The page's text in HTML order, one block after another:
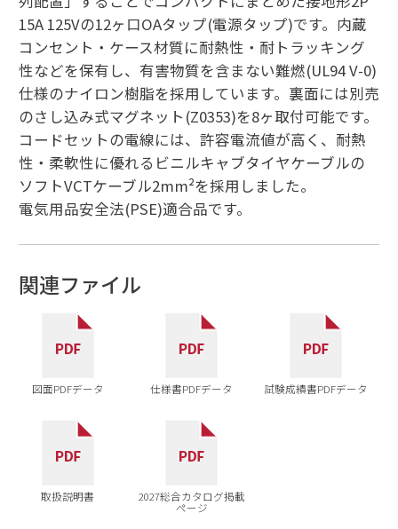
15A 125Vの12ヶ口OAタップ(電源タップ)です。内蔵
コンセント・ケース材質に耐熱性・耐トラッキング
性などを保有し、有害物質を含まない難燃(UL94 V-0)
仕様のナイロン樹脂を採用しています。裏面には別売
のさし込み式マグネット(Z0353)を8ヶ取付可能です。
コードセットの電線には、許容電流値が高く、耐熱
性・柔軟性に優れるビニルキャブタイヤケーブルの
ソフトVCTケーブル2mm²を採用しました。
電気用品安全法(PSE)適合品です。
関連ファイル
図面PDFデータ 仕様書PDFデータ 試験成績書PDFデータ
取扱説明書
2027総合カタログ掲載
ページ